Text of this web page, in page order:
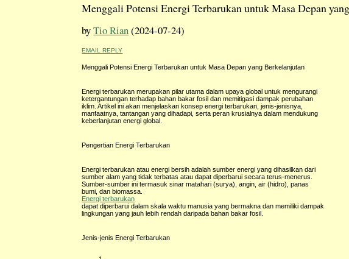
Menggali Potensi Energi Terbarukan untuk Masa Depan
byTio Rian(2024-07-24)
EMAIL REPLY
Menggali Potensi Energi Terbarukan untuk Masa Depan yang Berkelanjutan
Energi terbarukan merupakan pilar utama dalam upaya global untuk mengurangi
ketergantungan terhadap bahan bakar fosil dan memitigasi dampak perubahan
iklim. Artikel ini akan menjelaskan konsep energi terbarukan, jenis-jenisnya,
manfaatnya, tantangan yang dihadapi, serta peran krusialnya dalam mendukung
keberlanjutan energi global.
Pengertian Energi Terbarukan
Energi terbarukan atau energi bersih adalah sumber energi yang dihasilkan dari
sumber alam yang tidak terbatas atau dapat diperbarui secara terus-menerus.
Sumber-sumber ini termasuk sinar matahari (surya), angin, air (hidro), panas
bumi, dan biomassa.
Energi terbarukan
dapat diperbarui dalam skala waktu manusia yang bermakna dan memiliki dampak
lingkungan yang jauh lebih rendah daripada bahan bakar fosil.
Jenis-jenis Energi Terbarukan